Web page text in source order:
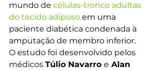
mundo de células-tronco adultas
do tecido adiposo em uma
paciente diabética condenada à
amputação de membro inferior.
O estudo foi desenvolvido pelos
médicos Túlio Navarro e Alan